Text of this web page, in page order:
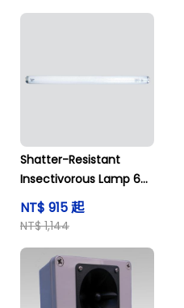
Shatter-Resistant
Insectivorous Lamp 6W
and others
NT$ 915 起
NT$ 1,144